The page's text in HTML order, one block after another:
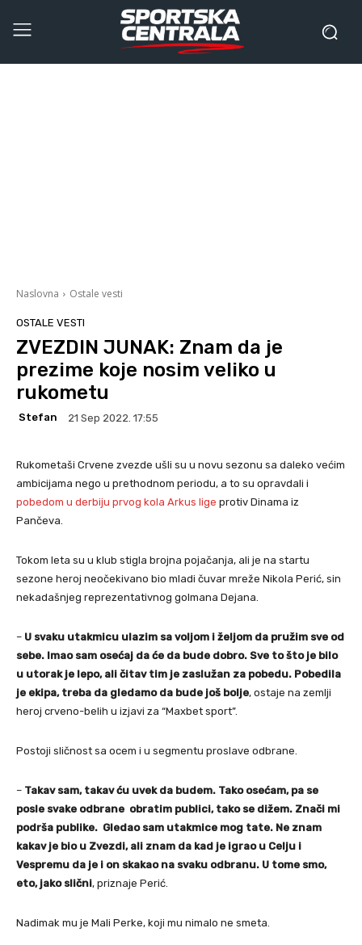
Naslovna Ostale vesti
OSTALE VESTI
ZVEZDIN JUNAK: Znam da je
prezime koje nosim veliko u
rukometu
Stefan 21 Sep 2022. 17:55
Rukometaši Crvene zvezde ušli su u novu sezonu sa daleko većim
ambicijama nego u prethodnom periodu, a to su opravdali i
pobedom u derbiju prvog kola Arkus lige protiv Dinama iz
Pančeva.
Tokom leta su u klub stigla brojna pojačanja, ali je na startu
sezone heroj neočekivano bio mladi čuvar mreže Nikola Perić, sin
nekadašnjeg reprezentativnog golmana Dejana.
– U svaku utakmicu ulazim sa voljom i željom da pružim sve od
sebe. Imao sam osećaj da će da bude dobro. Sve to što je bilo
u utorak je lepo, ali čitav tim je zaslužan za pobedu. Pobedila
je ekipa, treba da gledamo da bude još bolje, ostaje na zemlji
heroj crveno-belih u izjavi za “Maxbet sport”.
Postoji sličnost sa ocem i u segmentu proslave odbrane.
– Takav sam, takav ću uvek da budem. Tako osećam, pa se
posle svake odbrane obratim publici, tako se dižem. Znači mi
podrša publike. Gledao sam utakmice mog tate. Ne znam
kakav je bio u Zvezdi, ali znam da kad je igrao u Celju i
Vespremu da je i on skakao na svaku odbranu. U tome smo,
eto, jako slični, priznaje Perić.
Nadimak mu je Mali Perke, koji mu nimalo ne smeta.